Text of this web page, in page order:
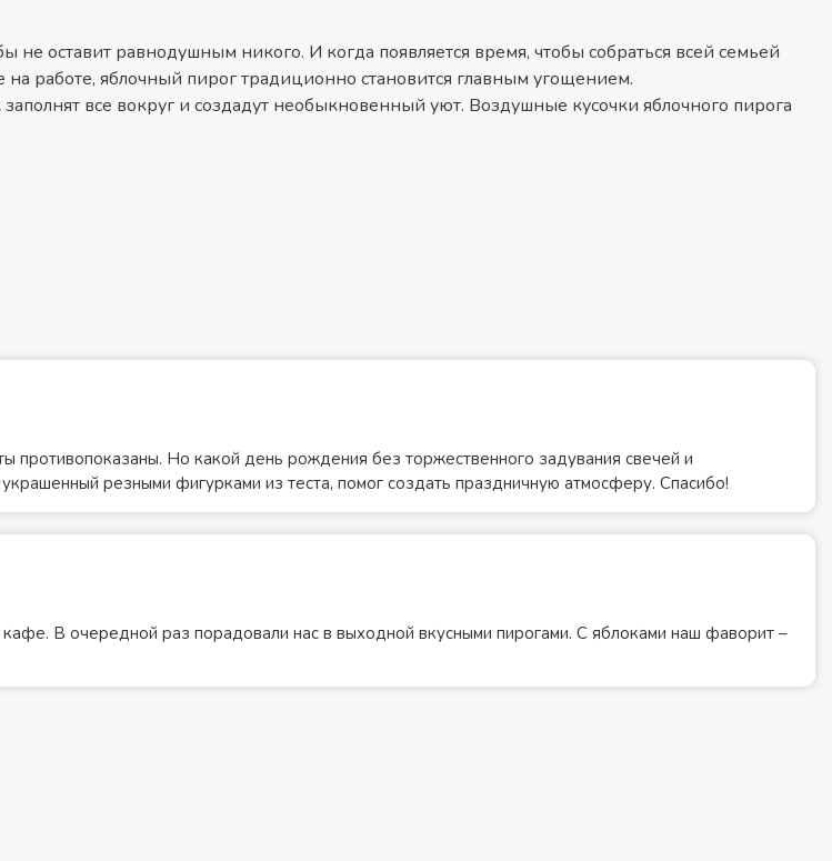
не оставит равнодушным никого. И когда появляется время, чтобы собраться всей семьей
на работе, яблочный пирог традиционно становится главным угощением.
все вокруг и создадут необыкновенный уют. Воздушные кусочки яблочного пирога
противопоказаны. Но какой день рождения без торжественного задувания свечей и
резными фигурками из теста, помог создать праздничную атмосферу. Спасибо!
В очередной раз порадовали нас в выходной вкусными пирогами. С яблоками наш фаворит –